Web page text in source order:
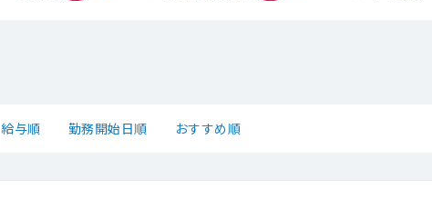
給与順 勤務開始日順 おすすめ順